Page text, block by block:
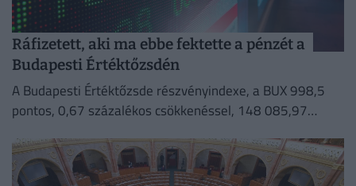
Ráfizetett, aki ma ebbe fektette a pénzét a
Budapesti Értéktőzsdén
A Budapesti Értéktőzsde részvényindexe, a BUX 998,5
pontos, 0,67 százalékos csökkenéssel, 148 085,97